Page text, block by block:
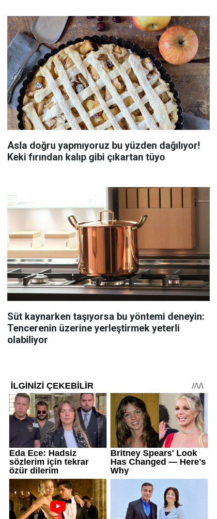
Asla doğru yapmıyoruz bu yüzden dağılıyor!
Keki fırından kalıp gibi çıkartan tüyo
Süt kaynarken taşıyorsa bu yöntemi deneyin:
Tencerenin üzerine yerleştirmek yeterli
olabiliyor